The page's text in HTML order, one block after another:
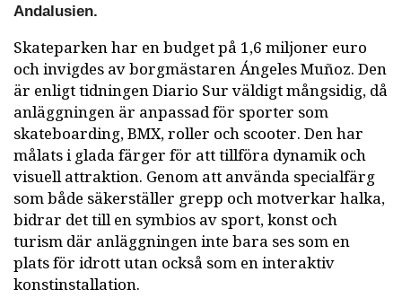
Andalusien.
Skateparken har en budget på 1,6 miljoner euro
och invigdes av borgmästaren Ángeles Muñoz. Den
är enligt tidningen Diario Sur väldigt mångsidig, då
anläggningen är anpassad för sporter som
skateboarding, BMX, roller och scooter. Den har
målats i glada färger för att tillföra dynamik och
visuell attraktion. Genom att använda specialfärg
som både säkerställer grepp och motverkar halka,
bidrar det till en symbios av sport, konst och
turism där anläggningen inte bara ses som en
plats för idrott utan också som en interaktiv
konstinstallation.